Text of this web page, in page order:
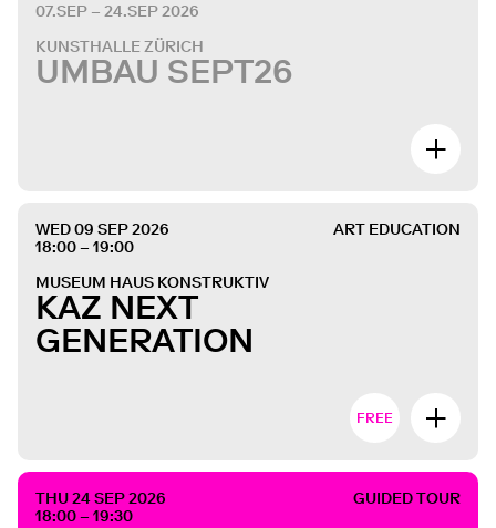
07.SEP – 24.SEP 2026
KUNSTHALLE ZÜRICH
UMBAU SEPT26
WED 09 SEP 2026
18:00 – 19:00
ART EDUCATION
MUSEUM HAUS KONSTRUKTIV
KAZ NEXT
GENERATION
FREE
THU 24 SEP 2026
18:00 – 19:30
GUIDED TOUR